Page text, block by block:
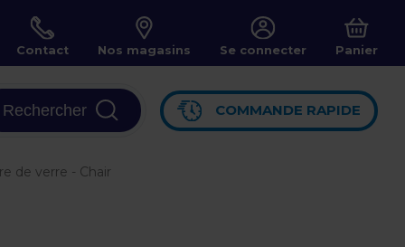
Contact Nos magasins Se connecter Panier
Rechercher COMMANDE RAPIDE
de verre - Chair